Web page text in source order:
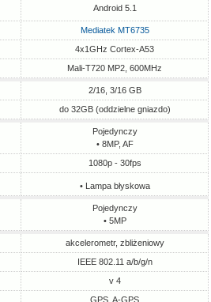
Android 5.1
Mediatek MT6735
4x1GHz Cortex-A53
Mali-T720 MP2, 600MHz
2/16, 3/16 GB
do 32GB (oddzielne gniazdo)
Pojedynczy
• 8MP, AF
1080p - 30fps
• Lampa błyskowa
Pojedynczy
• 5MP
akcelerometr, zbliżeniowy
IEEE 802.11 a/b/g/n
v 4
GPS, A-GPS